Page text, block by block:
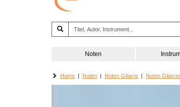
Noten
Home | Noten | Noten Gitarre | Noten